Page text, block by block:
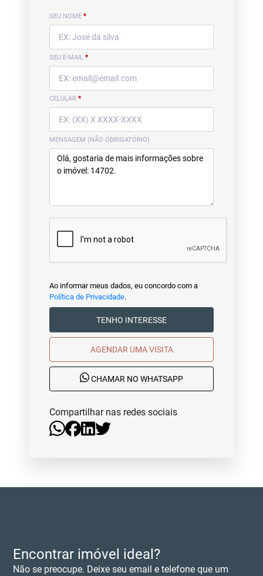
SEU NOME *
SEU E-MAIL *
CELULAR *
MENSAGEM (NÃO OBRIGATÓRIO)
Ao informar meus dados, eu concordo com a
Política de Privacidade.
TENHO INTERESSE
AGENDAR UMA VISITA
CHAMAR NO WHATSAPP
Compartilhar nas redes sociais
Encontrar imóvel ideal?
Não se preocupe. Deixe seu email e telefone que um